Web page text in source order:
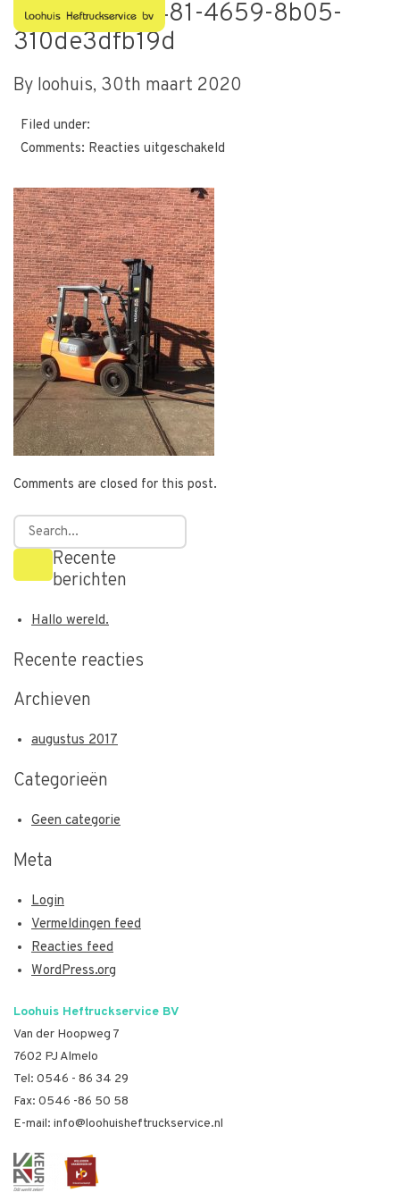
29b0b2ee-2481-4659-8b05-
310de3dfb19d
By loohuis, 30th maart 2020
Filed under:
Comments: Reacties uitgeschakeld
Comments are closed for this post.
Recente
berichten
Hallo wereld.
Recente reacties
Archieven
augustus 2017
Categorieën
Geen categorie
Meta
Login
Vermeldingen feed
Reacties feed
WordPress.org
Loohuis Heftruckservice BV
Van der Hoopweg 7
7602 PJ Almelo
Tel: 0546 - 86 34 29
Fax: 0546 -86 50 58
E-mail: info@loohuisheftruckservice.nl